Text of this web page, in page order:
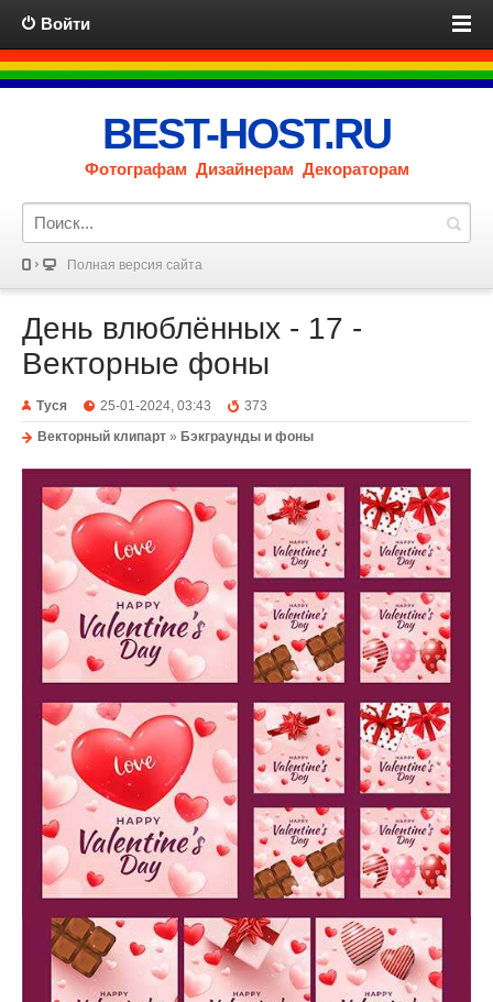
Войти
BEST-HOST.RU
Фотографам Дизайнерам Декораторам
Полная версия сайта
День влюблённых - 17 -
Векторные фоны
Туся 25-01-2024, 03:43
373
Векторный клипарт » Бэкграунды и фоны